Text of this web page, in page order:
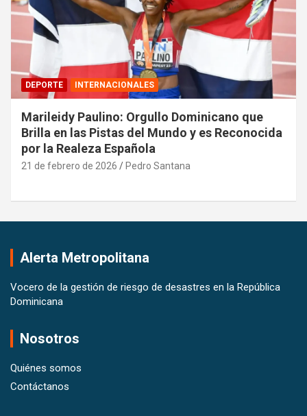
DEPORTE INTERNACIONALES
Marileidy Paulino: Orgullo Dominicano que
Brilla en las Pistas del Mundo y es Reconocida
por la Realeza Española
21 de febrero de 2026 Pedro Santana
Alerta Metropolitana
Vocero de la gestión de riesgo de desastres en la República
Dominicana
Nosotros
Quiénes somos
Contáctanos